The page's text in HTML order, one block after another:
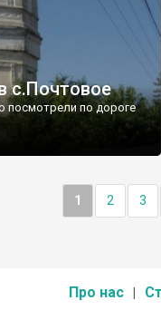
с.Почтовое
по дороге
1 2 3
Про нас